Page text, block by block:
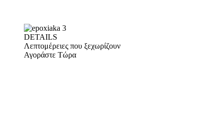
DETAILS
Λεπτομέρειες που ξεχωρίζουν
Αγοράστε Τώρα